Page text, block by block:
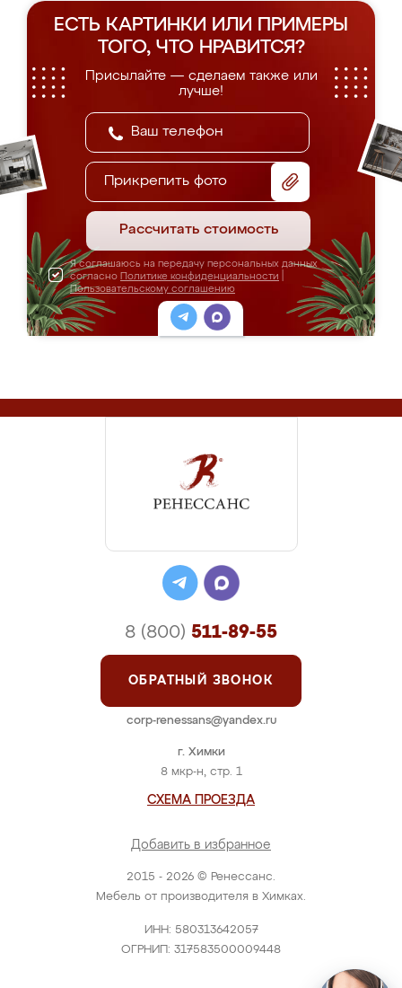
ЕСТЬ КАРТИНКИ ИЛИ ПРИМЕРЫ
ТОГО, ЧТО НРАВИТСЯ?
Присылайте — сделаем также или
лучше!
Прикрепить фото
Рассчитать стоимость
Я соглашаюсь на передачу персональных данных
согласно Политике конфиденциальности
Пользовательскому соглашению
2015 - 2026 © Ренессанс.
Мебель от производителя в Химках.
ИНН: 580313642057
ОГРНИП: 317583500009448
г. Химки
8 мкр-н, стр. 1
СХЕМА ПРОЕЗДА
Добавить в избранное
8 (800) 511-89-55
ОБРАТНЫЙ ЗВОНОК
corp-renessans@yandex.ru